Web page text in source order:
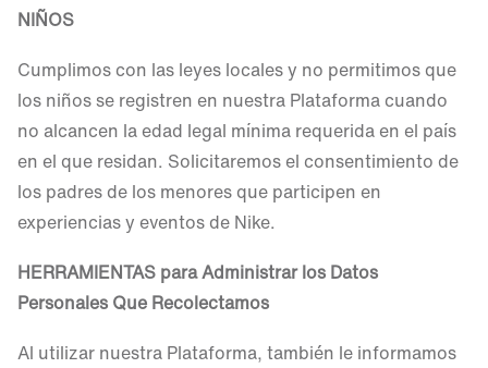
NIÑOS
Cumplimos con las leyes locales y no permitimos que
los niños se registren en nuestra Plataforma cuando
no alcancen la edad legal mínima requerida en el país
en el que residan. Solicitaremos el consentimiento de
los padres de los menores que participen en
experiencias y eventos de Nike.
HERRAMIENTAS para Administrar los Datos
Personales Que Recolectamos
Al utilizar nuestra Plataforma, también le informamos